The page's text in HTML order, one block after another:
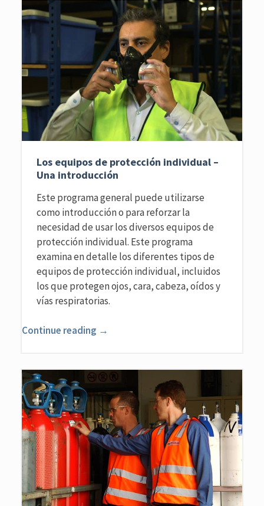
Los equipos de protección individual –
Una introducción
Este programa general puede utilizarse
como introducción o para reforzar la
necesidad de usar los diversos equipos de
protección individual. Este programa
examina en detalle los diferentes tipos de
equipos de protección individual, incluidos
los que protegen ojos, cara, cabeza, oídos y
vías respiratorias.
Continue reading →